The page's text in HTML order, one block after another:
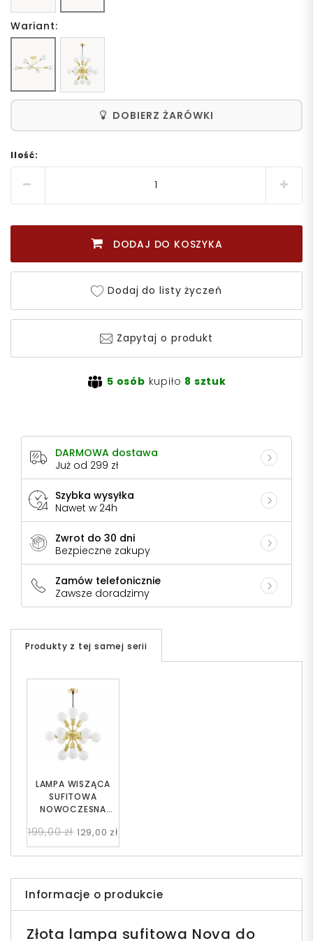
Wariant:
DOBIERZ ŻARÓWKI
Ilość:
DODAJ DO KOSZYKA
Dodaj do listy życzeń
Zapytaj o produkt
5 osób kupiło 8 sztuk
DARMOWA dostawa
Już od 299 zł
Szybka wysyłka
Nawet w 24h
Zwrot do 30 dni
Bezpieczne zakupy
Zamów telefonicznie
Zawsze doradzimy
Produkty z tej samej serii
LAMPA WISZĄCA
SUFITOWA
NOWOCZESNA
NOVA W12
199,00 zł 129,00 zł
Informacje o produkcie
Złota lampa sufitowa Nova do